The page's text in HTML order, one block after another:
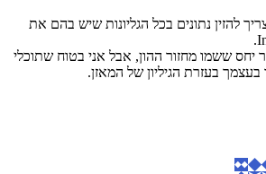
להזין נתונים בכל הגליונות שיש בהם את
יחס ששמו מחזור ההון, אבל אני בטוח שתוכלי
בעזרת הגיליון של המאזן.